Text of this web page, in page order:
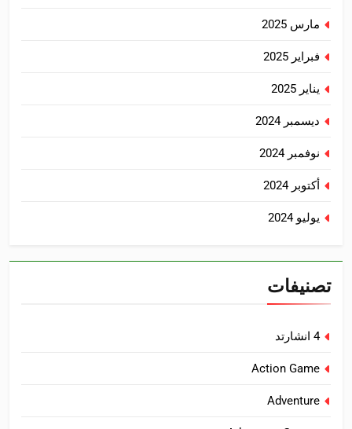
مارس 2025
فبراير 2025
يناير 2025
ديسمبر 2024
نوفمبر 2024
أكتوبر 2024
يوليو 2024
تصنيفات
4 انشارتد
Action Game
Adventure